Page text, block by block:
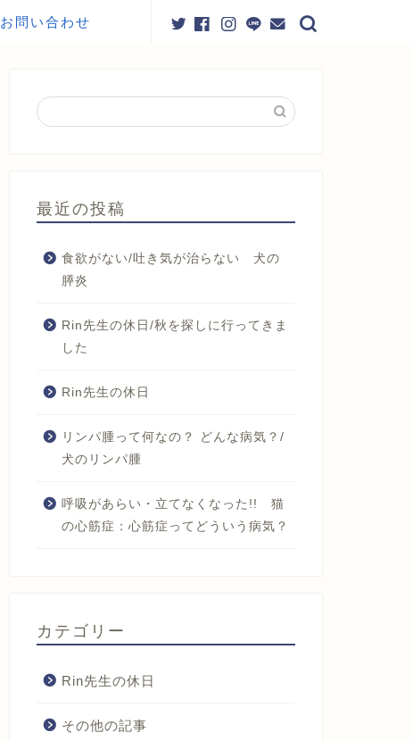
お問い合わせ
最近の投稿
食欲がない/吐き気が治らない 犬の
膵炎
Rin先生の休日/秋を探しに行ってきま
した
Rin先生の休日
リンパ腫って何なの？ どんな病気？/
犬のリンパ腫
呼吸があらい・立てなくなった!! 猫
の心筋症：心筋症ってどういう病気？
カテゴリー
Rin先生の休日
その他の記事